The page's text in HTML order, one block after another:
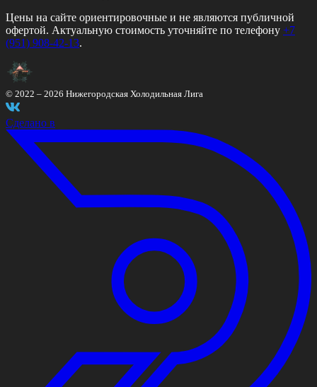
Цены на сайте ориентировочные и не являются публичной
офертой. Актуальную стоимость уточняйте по телефону +7
(951) 908-42-13.
© 2022 – 2026 Нижегородская Холодильная Лига
Сделано в